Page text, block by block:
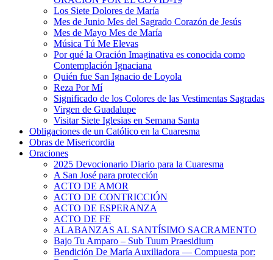
Los Siete Dolores de María
Mes de Junio Mes del Sagrado Corazón de Jesús
Mes de Mayo Mes de María
Música Tú Me Elevas
Por qué la Oración Imaginativa es conocida como
Contemplación Ignaciana
Quién fue San Ignacio de Loyola
Reza Por Mí
Significado de los Colores de las Vestimentas Sagradas
Virgen de Guadalupe
Visitar Siete Iglesias en Semana Santa
Obligaciones de un Católico en la Cuaresma
Obras de Misericordia
Oraciones
2025 Devocionario Diario para la Cuaresma
A San José para protección
ACTO DE AMOR
ACTO DE CONTRICCIÓN
ACTO DE ESPERANZA
ACTO DE FE
ALABANZAS AL SANTÍSIMO SACRAMENTO
Bajo Tu Amparo – Sub Tuum Praesidium
Bendición De María Auxiliadora — Compuesta por: